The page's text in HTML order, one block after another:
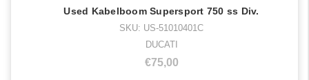
Used Kabelboom Supersport 750 ss Div.
SKU: US-51010401C
DUCATI
€75,00